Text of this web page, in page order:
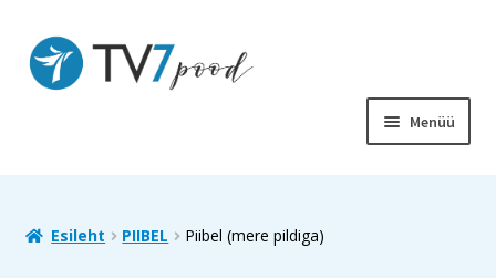
Liigu
navigeerimisele
Liigu
sisu
juurde
Menüü
RAAMATUD
Esileht PIIBEL Piibel (mere pildiga)